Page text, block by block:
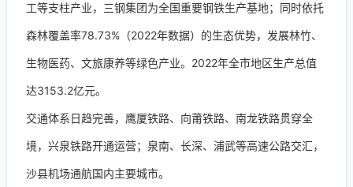
工等支柱产业，三钢集团为全国重要钢铁生产基地；同时依托
森林覆盖率78.73%（2022年数据）的生态优势，发展林竹、
生物医药、文旅康养等绿色产业。2022年全市地区生产总值
达3153.2亿元。
交通体系日趋完善，鹰厦铁路、向莆铁路、南龙铁路贯穿全
境，兴泉铁路开通运营；泉南、长深、浦武等高速公路交汇，
沙县机场通航国内主要城市。